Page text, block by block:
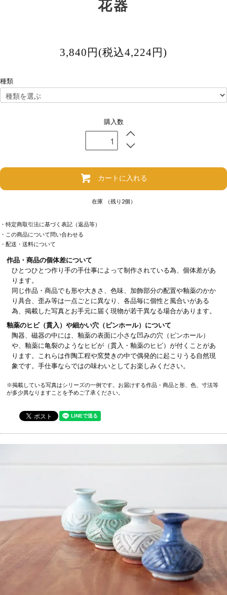
花器
3,840円(税込4,224円)
種類
購入数
カートに入れる
在庫 （残り2個）
・特定商取引法に基づく表記（返品等）
・この商品について問い合わせる
・配送・送料について
作品・商品の個体差について
ひとつひとつ作り手の手仕事によって制作されている為、個体差があ
ります。
同じ作品・商品でも形や大きさ、色味、加飾部分の配置や釉薬のかか
り具合、歪み等は一点ごとに異なり、各品毎に個性と風合いがある
為、掲載した写真とお手元に届く現物が若干異なる場合があります。
釉薬のヒビ（貫入）や細かい穴（ピンホール）について
陶器、磁器の中には、釉薬の表面に小さな凹みの穴（ピンホール）
や、釉薬に亀裂のようなヒビが（貫入・釉薬のヒビ）が付くことがあ
ります。これらは作陶工程や窯焚きの中で偶発的に起こりうる自然現
象です。手仕事ならではの味わいとしてお楽しみください。
※掲載している写真はシリーズの一例です。お届けする作品・商品と形、色、寸法等
が多少異なりますことを予めご了承ください。